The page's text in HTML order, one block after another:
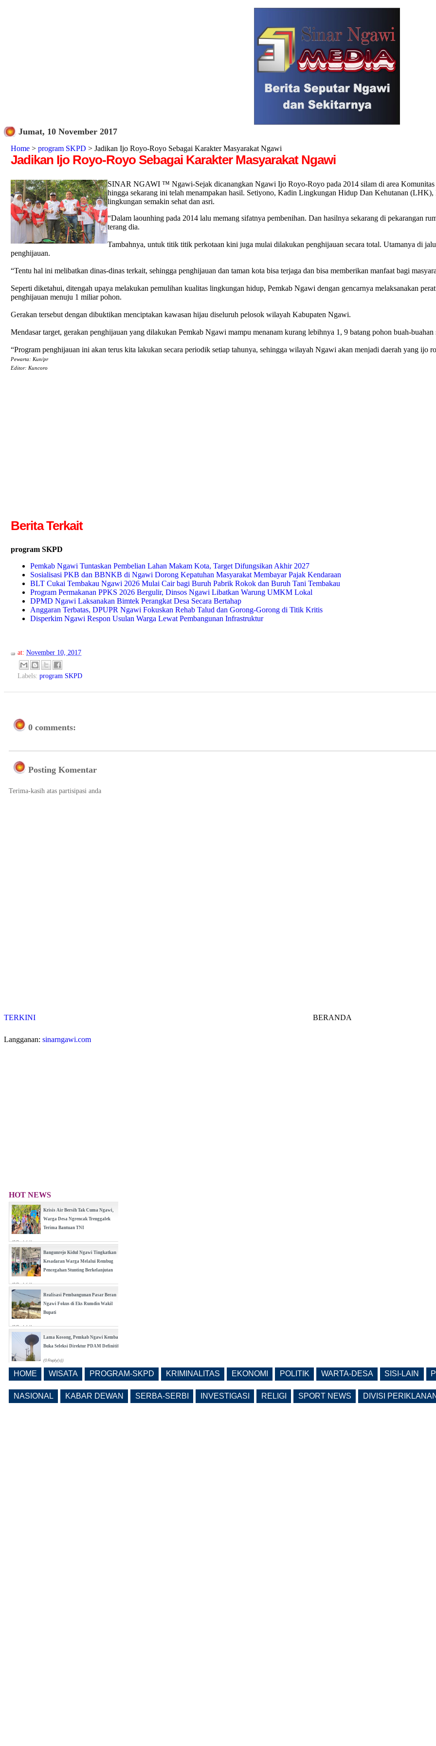
Jumat, 10 November 2017
Home > program SKPD > Jadikan Ijo Royo-Royo Sebagai Karakter Masyarakat Ngawi
Jadikan Ijo Royo-Royo Sebagai Karakter Masyarakat Ngawi
SINAR NGAWI ™ Ngawi-Sejak dicanangkan Ngawi Ijo Royo-Royo pada 2014 silam di area
hingga sekarang ini telah menampakan hasil. Setiyono, Kadin Lingkungan Hidup Dan Kehutanan
lingkungan semakin sehat dan asri.
“Dalam laounhing pada 2014 lalu memang sifatnya pembenihan. Dan hasilnya sekarang di pekarangan
terang dia.
Tambahnya, untuk titik titik perkotaan kini juga mulai dilakukan penghijauan secara total. Utamanya di
penghijauan.
“Tentu hal ini melibatkan dinas-dinas terkait, sehingga penghijauan dan taman kota bisa terjaga dan bisa memberikan manfaat bagi
Seperti diketahui, ditengah upaya melakukan pemulihan kualitas lingkungan hidup, Pemkab Ngawi dengan gencarnya melaksanakan
penghijauan menuju 1 miliar pohon.
Gerakan tersebut dengan dibuktikan menciptakan kawasan hijau diseluruh pelosok wilayah Kabupaten Ngawi.
Mendasar target, gerakan penghijauan yang dilakukan Pemkab Ngawi mampu menanam kurang lebihnya 1, 9 batang pohon buah-
“Program penghijauan ini akan terus kita lakukan secara periodik setiap tahunya, sehingga wilayah Ngawi akan menjadi daerah yang ijo
Pewarta: Kun/pr
Editor: Kuncoro
Berita Terkait
program SKPD
Pemkab Ngawi Tuntaskan Pembelian Lahan Makam Kota, Target Difungsikan Akhir 2027
Sosialisasi PKB dan BBNKB di Ngawi Dorong Kepatuhan Masyarakat Membayar Pajak Kendaraan
BLT Cukai Tembakau Ngawi 2026 Mulai Cair bagi Buruh Pabrik Rokok dan Buruh Tani Tembakau
Program Permakanan PPKS 2026 Bergulir, Dinsos Ngawi Libatkan Warung UMKM Lokal
DPMD Ngawi Laksanakan Bimtek Perangkat Desa Secara Bertahap
Anggaran Terbatas, DPUPR Ngawi Fokuskan Rehab Talud dan Gorong-Gorong di Titik Kritis
Disperkim Ngawi Respon Usulan Warga Lewat Pembangunan Infrastruktur
at: November 10, 2017
Labels: program SKPD
0 comments:
Posting Komentar
Terima-kasih atas partisipasi anda
TERKINI BERANDA
Langganan: sinarngawi.com
HOT NEWS
Krisis Air Bersih Tak Cuma Ngawi,
Warga Desa Ngrencak Trenggalek
Terima Bantuan TNI
(0 Reply(s))
Bangunrejo Kidul Ngawi Tingkatkan
Kesadaran Warga Melalui Rembug
Pencegahan Stunting Berkelanjutan
(0 Reply(s))
Realisasi Pembangunan Pasar Beran
Ngawi Fokus di Eks Rumdin Wakil
Bupati
(0 Reply(s))
Lama Kosong, Pemkab Ngawi Kembali
Buka Seleksi Direktur PDAM Definitif
(0 Reply(s))
Dikenai Denda dan Pembatasan
HOME WISATA PROGRAM-SKPD KRIMINALITAS EKONOMI POLITIK WARTA-DESA SISI-LAIN
NASIONAL KABAR DEWAN SERBA-SERBI INVESTIGASI RELIGI SPORT NEWS DIVISI